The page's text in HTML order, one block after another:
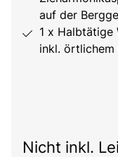
auf der
1 x Halbtätige
inkl. örtlichem
Nicht inkl.